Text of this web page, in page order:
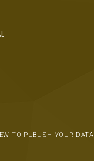
TO PUBLISH YOUR DATA